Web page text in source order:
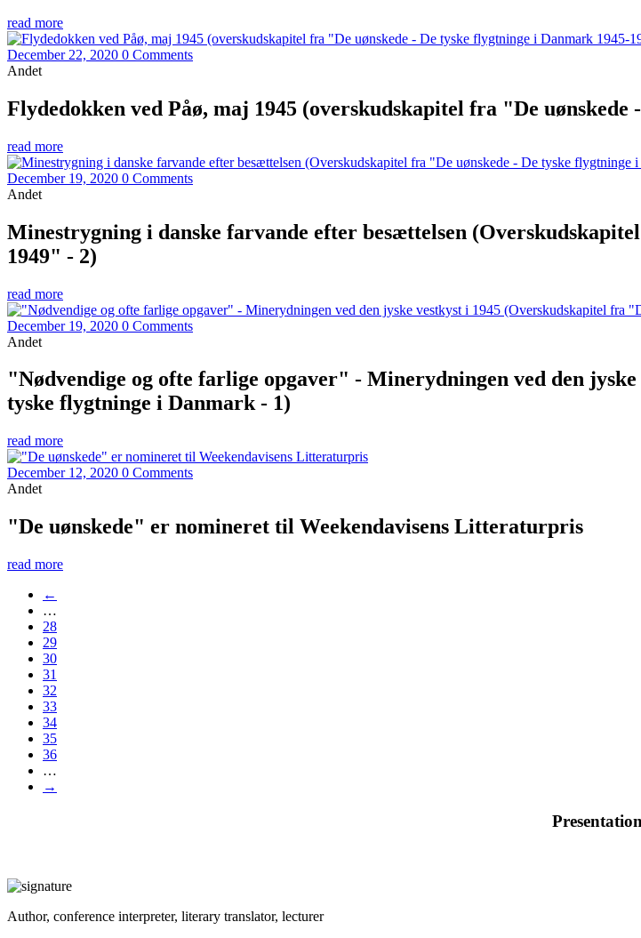
read more
December 22, 2020 0 Comments
Andet
Flydedokken ved Påø, maj 1945 (overskudskapitel fra "De
read more
December 19, 2020 0 Comments
Andet
Minestrygning i danske farvande efter besættelsen
1949" - 2)
read more
December 19, 2020 0 Comments
Andet
"Nødvendige og ofte farlige opgaver" - Minerydningen ved den
tyske flygtninge i Danmark - 1)
read more
December 12, 2020 0 Comments
Andet
"De uønskede" er nomineret til Weekendavisens Litteraturpris
read more
←
…
28
29
30
31
32
33
34
35
36
…
→
Presentation
Author, conference interpreter, literary translator, lecturer